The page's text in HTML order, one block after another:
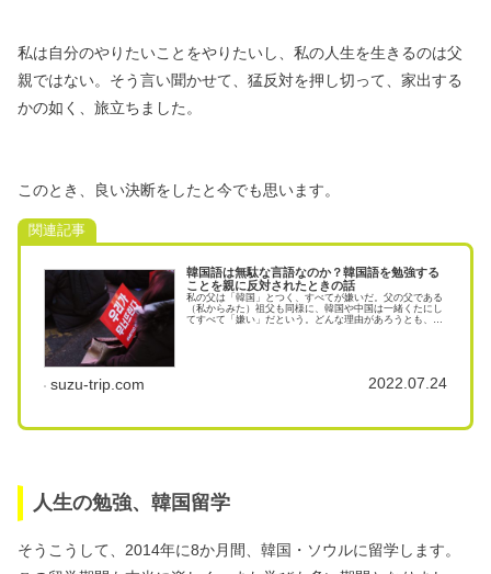
私は自分のやりたいことをやりたいし、私の人生を生きるのは父
親ではない。 そう言い聞かせて、猛反対を押し切って、家出する
かの如く、旅立ちました。
このとき、良い決断をしたと今でも思います。
関連記事
韓国語は無駄な言語なのか？韓国語を勉強する
ことを親に反対されたときの話
私の父は「韓国」とつく、すべてが嫌いだ。父の父である
（私からみた）祖父も同様に、韓国や中国は一緒くたにし
てすべて「嫌い」だという。どんな理由があろうとも、
suzu-trip.com 2022.07.24
人生の勉強、韓国留学
そうこうして、2014年に8か月間、韓国・ソウルに留学します。